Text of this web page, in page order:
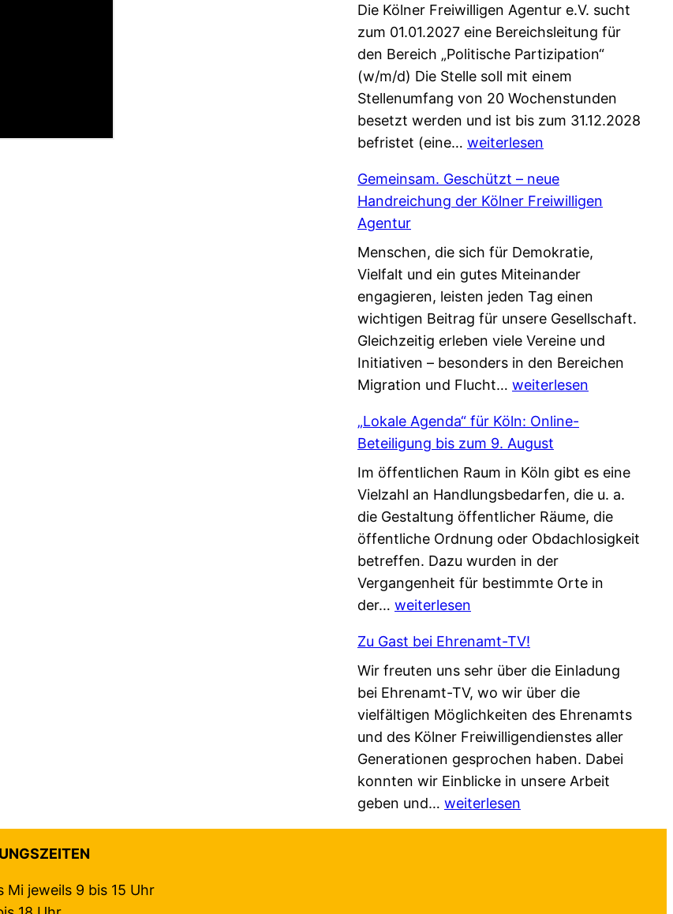
e
P
a
t
e
n
s
h
a
f
t
,
d
i
e
d
a
L
e
b
e
n
v
e
r
ä
d
e
r
t
–
a
u
f
b
Die Kölner Freiwilligen Agentur e.V. sucht
zum 01.01.2027 eine Bereichsleitung für
den Bereich „Politische Partizipation“
(w/m/d) Die Stelle soll mit einem
Stellenumfang von 20 Wochenstunden
besetzt werden und ist bis zum 31.12.2028
befristet (eine… W
r
s
c
h
e
n
V
e
r
t
ä
r
k
u
n
g
!
weiterlesen
Gemeinsam. Geschützt – neue
Handreichung der Kölner Freiwilligen
Agentur
Menschen, die sich für Demokratie,
Vielfalt und ein gutes Miteinander
engagieren, leisten jeden Tag einen
wichtigen Beitrag für unsere Gesellschaft.
Gleichzeitig erleben viele Vereine und
Initiativen – besonders in den Bereichen
Migration und Flucht… G
m
e
i
n
s
a
m
.
s
c
h
ü
t
z
t
–
n
weiterlesen
„Lokale Agenda“ für Köln: Online-
Beteiligung bis zum 9. August
Im öffentlichen Raum in Köln gibt es eine
Vielzahl an Handlungsbedarfen, die u. a.
die Gestaltung öffentlicher Räume, die
öffentliche Ordnung oder Obdachlosigkeit
betreffen. Dazu wurden in der
Vergangenheit für bestimmte Orte in
der… „
o
k
a
l
e
A
g
e
n
weiterlesen
Zu Gast bei Ehrenamt-TV!
Wir freuten uns sehr über die Einladung
bei Ehrenamt-TV, wo wir über die
vielfältigen Möglichkeiten des Ehrenamts
und des Kölner Freiwilligendienstes aller
Generationen gesprochen haben. Dabei
konnten wir Einblicke in unsere Arbeit
geben und… Z
weiterlesen
Mi jeweils 9 bis 15 Uhr